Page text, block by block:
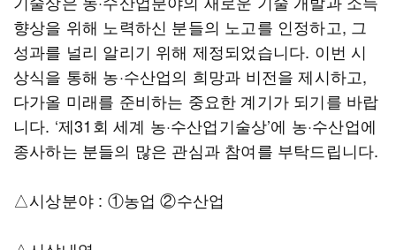
향상을 위해 노력하신 분들의 노고를 인정하고, 그
성과를 널리 알리기 위해 제정되었습니다. 이번 시
상식을 통해 농·수산업의 희망과 비전을 제시하고,
다가올 미래를 준비하는 중요한 계기가 되기를 바랍
니다. ‘제31회 세계 농·수산업기술상’에 농·수산업에
종사하는 분들의 많은 관심과 참여를 부탁드립니다.
△시상분야 : ①농업 ②수산업